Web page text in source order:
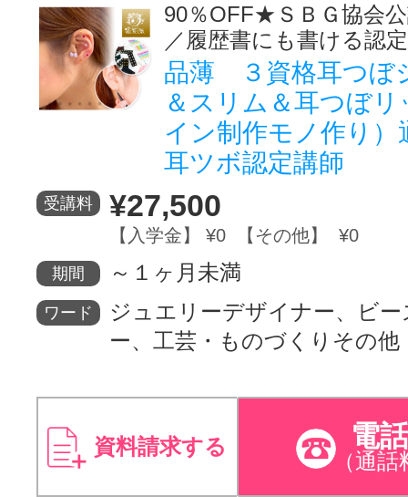
グッドスク
掲載のお問
90％OFF★ＳＢＧ協会
／履歴書にも書ける認
品薄 ３資格耳つぼ
＆スリム＆耳つぼ
イン制作モノ作り
耳ツボ認定講師
受講料 ¥27,500
【入学金】 ¥0 【その他】 ¥0
期間 ～１ヶ月未満
ワード
ジュエリーデザイナー、ビ
ー、工芸・ものづくりその他
資料請求する 電
（通話